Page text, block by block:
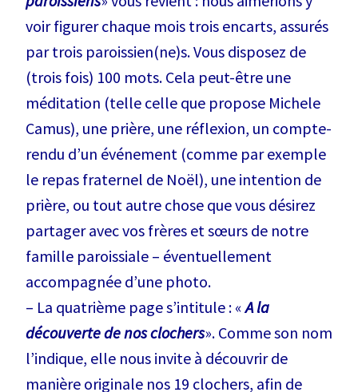
voir figurer chaque mois trois encarts, assurés
par trois paroissien(ne)s. Vous disposez de
(trois fois) 100 mots. Cela peut-être une
méditation (telle celle que propose Michele
Camus), une prière, une réflexion, un compte-
rendu d’un événement (comme par exemple
le repas fraternel de Noël), une intention de
prière, ou tout autre chose que vous désirez
partager avec vos frères et sœurs de notre
famille paroissiale – éventuellement
accompagnée d’une photo.
– La quatrième page s’intitule : «A la
découverte de nos clochers». Comme son nom
l’indique, elle nous invite à découvrir de
manière originale nos 19 clochers, afin de